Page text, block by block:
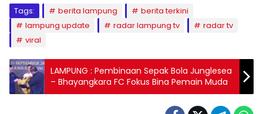
Tags: berita lampung
berita terkini
lampung update
radar lampung tv
radar tv
viral
LAMPUNG : Pembinaan Sepak Bola Junglesea
– Bhayangkara FC Fokus Bina Pemain Muda